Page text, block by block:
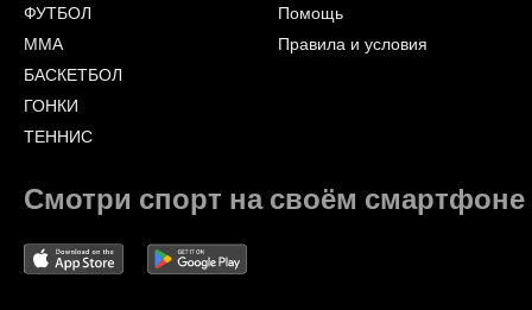
ФУТБОЛ
ММА
БАСКЕТБОЛ
ГОНКИ
ТЕННИС
Помощь
Правила и условия
Смотри спорт на своём смартфоне